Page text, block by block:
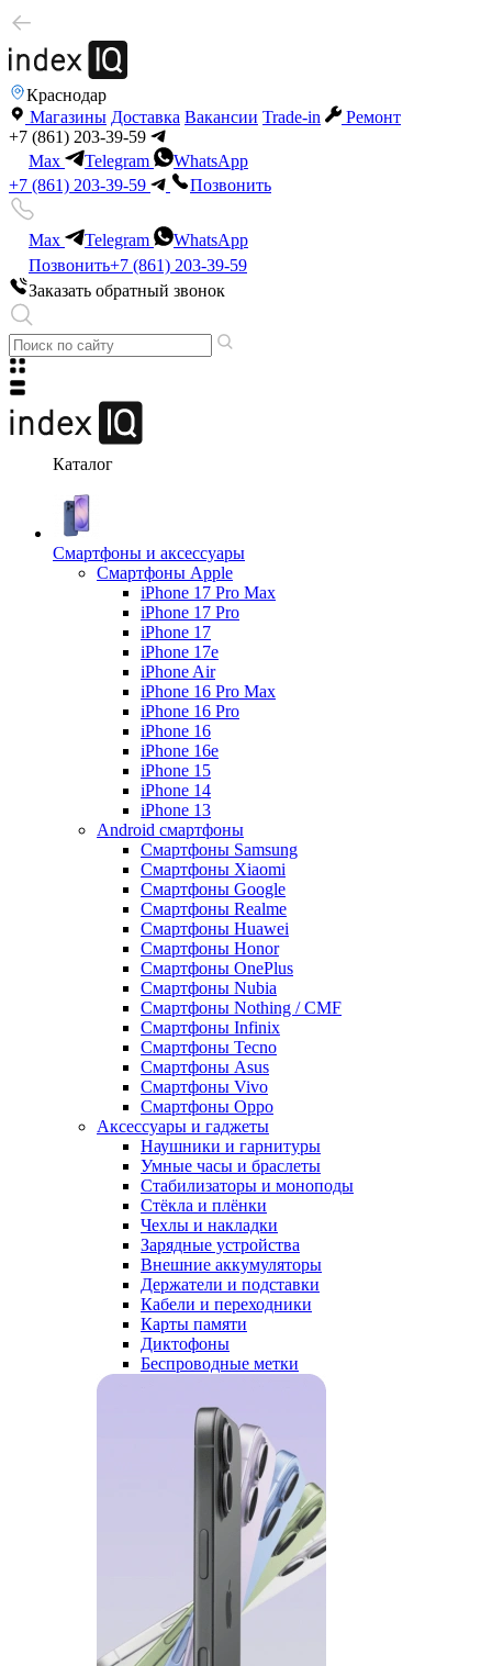
Краснодар
Магазины Доставка Вакансии Trade-in
Ремонт
+7 (861) 203-39-59
Max
Telegram
WhatsApp
+7 (861) 203-39-59
Позвонить
Max Telegram
WhatsApp
Позвонить+7 (861) 203-39-59
Заказать обратный звонок
Каталог
Смартфоны и аксессуары
Смартфоны Apple
iPhone 17 Pro Max
iPhone 17 Pro
iPhone 17
iPhone 17e
iPhone Air
iPhone 16 Pro Max
iPhone 16 Pro
iPhone 16
iPhone 16e
iPhone 15
iPhone 14
iPhone 13
Android cмартфоны
Смартфоны Samsung
Смартфоны Xiaomi
Смартфоны Google
Смартфоны Realme
Смартфоны Huawei
Смартфоны Honor
Смартфоны OnePlus
Смартфоны Nubia
Смартфоны Nothing / CMF
Смартфоны Infinix
Смартфоны Tecno
Смартфоны Asus
Смартфоны Vivo
Смартфоны Oppo
Аксессуары и гаджеты
Наушники и гарнитуры
Умные часы и браслеты
Стабилизаторы и моноподы
Стёкла и плёнки
Чехлы и накладки
Зарядные устройства
Внешние аккумуляторы
Держатели и подставки
Кабели и переходники
Карты памяти
Диктофоны
Беспроводные метки